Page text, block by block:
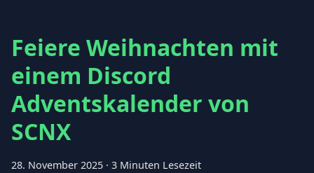
Feiere Weihnachten mit
einem Discord
Adventskalender von
SCNX
28. November 2025 · 3 Minuten Lesezeit